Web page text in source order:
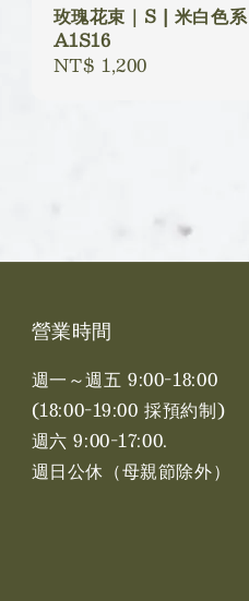
玫瑰花束｜S | 米白色系
A1S16
Regular
NT$ 1,200
營業時間
週一～週五 9:00-18:00
(18:00-19:00 採預約制)
週六 9:00-17:00. ​​
週日公休（母親節除外）